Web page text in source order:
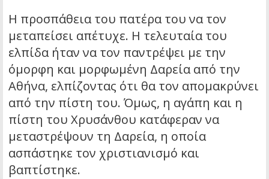
Η προσπάθεια του πατέρα του να τον
μεταπείσει απέτυχε. Η τελευταία του
ελπίδα ήταν να τον παντρέψει με την
όμορφη και μορφωμένη Δαρεία από την
Αθήνα, ελπίζοντας ότι θα τον απομακρύνει
από την πίστη του. Όμως, η αγάπη και η
πίστη του Χρυσάνθου κατάφεραν να
μεταστρέψουν τη Δαρεία, η οποία
ασπάστηκε τον χριστιανισμό και
βαπτίστηκε.